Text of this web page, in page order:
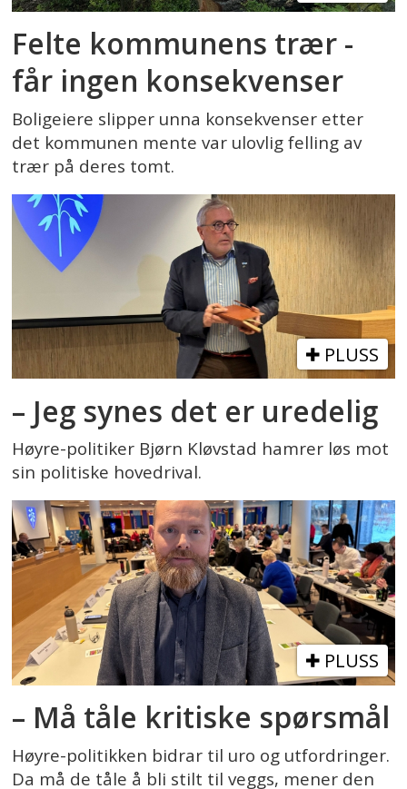
Felte kommunens trær -
får ingen konsekvenser
Boligeiere slipper unna konsekvenser etter
det kommunen mente var ulovlig felling av
trær på deres tomt.
PLUSS
– Jeg synes det er uredelig
Høyre-politiker Bjørn Kløvstad hamrer løs mot
sin politiske hovedrival.
PLUSS
– Må tåle kritiske spørsmål
Høyre-politikken bidrar til uro og utfordringer.
Da må de tåle å bli stilt til veggs, mener den